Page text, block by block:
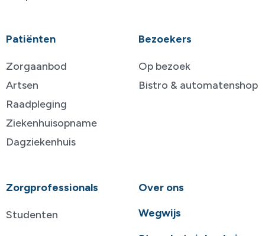
Patiënten
Zorgaanbod
Artsen
Raadpleging
Ziekenhuisopname
Dagziekenhuis
Bezoekers
Op bezoek
Bistro & automatenshop
Zorgprofessionals
Studenten
Over ons
Wegwijs